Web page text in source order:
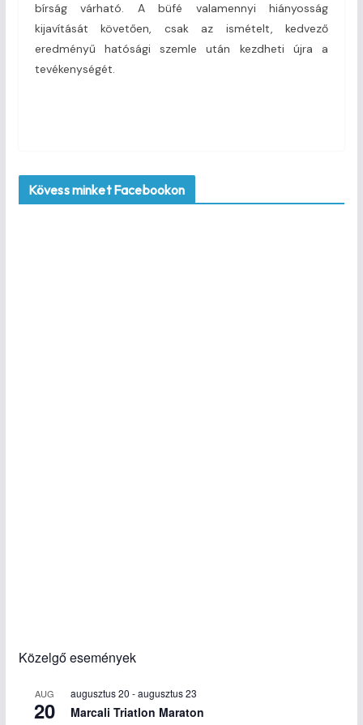
bírság várható. A büfé valamennyi hiányosság
kijavítását követően, csak az ismételt, kedvező
eredményű hatósági szemle után kezdheti újra a
tevékenységét.
Kövess minket Facebookon
Közelgő események
AUG
20
augusztus 20 -augusztus 23
Marcali Triatlon Maraton